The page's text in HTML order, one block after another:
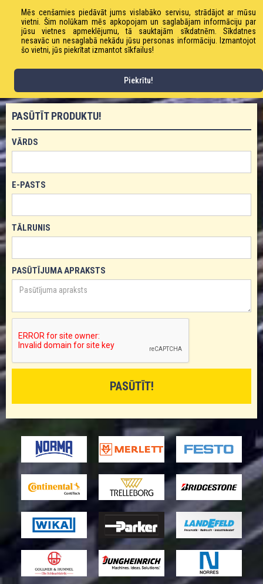
CODE
10
BAR/
• •
PASŪTĪT PRODUKTU!
VĀRDS
E-PASTS
TĀLRUNIS
PASŪTĪJUMA APRAKSTS
Mēs cenšamies piedāvāt jums vislabāko servisu, strādājot ar mūsu
vietni. Šim nolūkam mēs apkopojam un saglabājam informāciju par
jūsu vietnes apmeklējumu, tā sauktajām sīkdatnēm. Sīkdatnes
nesavāc un nesaglabā nekādu jūsu personas informāciju. Izmantojot
šo vietni, jūs piekrītat izmantot sīkfailus!
Piekrītu!